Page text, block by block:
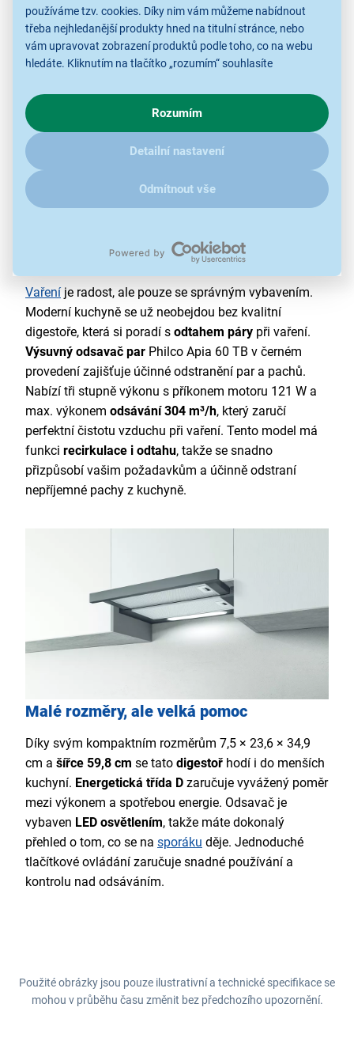
používáme tzv. cookies. Díky nim vám můžeme nabídnout
třeba nejhledanější produkty hned na titulní stránce, nebo
vám upravovat zobrazení produktů podle toho, co na webu
hledáte. Kliknutím na tlačítko „rozumím“ souhlasíte
chování na webu pro zobrazení cílených reklam. Pokud vás
zajímají detaily, jak u nás s cookies a dalšími údaji pracujeme,
kliknětesem.
Rozumím
Detailní nastavení
Odmítnout vše
odtahový a recirkulační režim
LED osvětlení
Užijte si čas v kuchyni
Vařeníje radost, ale pouze se správným vybavením.
Moderní kuchyně se už neobejdou bez kvalitní
digestoře, která si poradí s odtahem páry při vaření.
Výsuvný odsavač par Philco Apia 60 TB v černém
provedení zajišťuje účinné odstranění par a pachů.
Nabízí tři stupně výkonu s příkonem motoru 121 W a
max. výkonem odsávání 304 m³/h, který zaručí
perfektní čistotu vzduchu při vaření. Tento model má
funkci recirkulace i odtahu, takže se snadno
přizpůsobí vašim požadavkům a účinně odstraní
nepříjemné pachy z kuchyně.
Malé rozměry, ale velká pomoc
Díky svým kompaktním rozměrům 7,5 × 23,6 × 34,9
cm a šířce 59,8 cm se tato digestoř hodí i do menších
kuchyní. Energetická třída D zaručuje vyvážený poměr
mezi výkonem a spotřebou energie. Odsavač je
vybaven LED osvětlením, takže máte dokonalý
přehled o tom, co se na sporáku děje. Jednoduché
tlačítkové ovládání zaručuje snadné používání a
kontrolu nad odsáváním.
Použité obrázky jsou pouze ilustrativní a technické specifikace se
mohou v průběhu času změnit bez předchozího upozornění.